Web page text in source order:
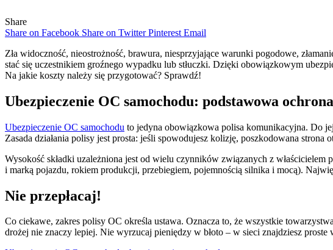
Share
Share on Facebook Share on Twitter Pinterest Email
Zła widoczność, nieostrożność, brawura, niesprzyjające warunki pogodowe,
stać się uczestnikiem groźnego wypadku lub stłuczki. Dzięki obowiązkowym
Na jakie koszty należy się przygotować? Sprawdź!
Ubezpieczenie OC samochodu: podstawowa ochrona
Ubezpieczenie OC samochodu to jedyna obowiązkowa polisa komunikacyjna. Do
Zasada działania polisy jest prosta: jeśli spowodujesz kolizję, poszkodowana
Wysokość składki uzależniona jest od wielu czynników związanych z
i marką pojazdu, rokiem produkcji, przebiegiem, pojemnością silnika i mocą).
Nie przepłacaj!
Co ciekawe, zakres polisy OC określa ustawa. Oznacza to, że wszystkie
drożej nie znaczy lepiej. Nie wyrzucaj pieniędzy w błoto – w sieci znajdziesz